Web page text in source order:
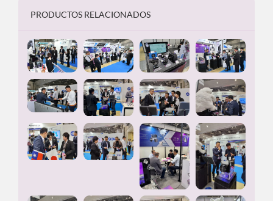
PRODUCTOS RELACIONADOS